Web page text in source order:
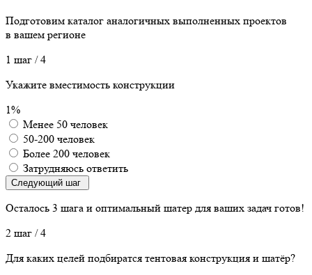
Подготовим каталог аналогичных выполненных проектов
в вашем регионе
1 шаг / 4
Укажите вместимость конструкции
1%
Менее 50 человек
50-200 человек
Более 200 человек
Затрудняюсь ответить
Следующий шаг
Осталось 3 шага и оптимальный шатер для ваших задач готов!
2 шаг / 4
Для каких целей подбиратся тентовая конструкция и шатёр?